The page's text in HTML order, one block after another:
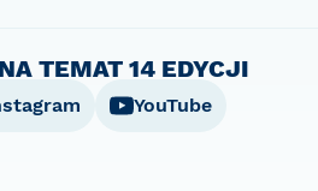
TEMAT 14 EDYCJI
YouTube